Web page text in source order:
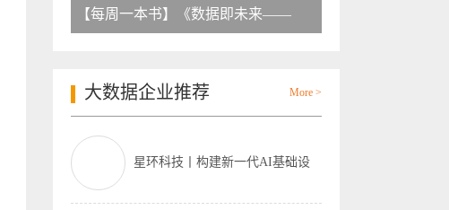
【每周一本书】《数据即未来——
大数据企业推荐 More >
星环科技丨构建新一代AI基础设